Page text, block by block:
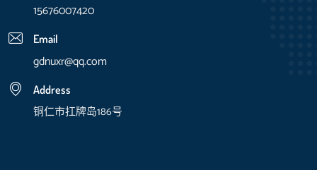
15676007420
Email
gdnuxr@qq.com
Address
铜仁市扛牌岛186号